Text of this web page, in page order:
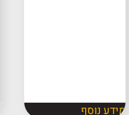
מידע נוסף